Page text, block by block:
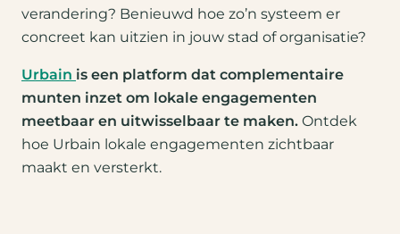
verandering? Benieuwd hoe zo’n systeem er
concreet kan uitzien in jouw stad of organisatie?
Urbain is een platform dat complementaire
munten inzet om lokale engagementen
meetbaar en uitwisselbaar te maken. Ontdek
hoe Urbain lokale engagementen zichtbaar
maakt en versterkt.